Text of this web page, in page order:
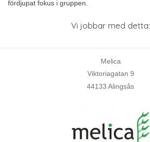
fördjupat fokus i gruppen.
Vi jobbar med detta:
Melica
Viktoriagatan 9
44133 Alingsås